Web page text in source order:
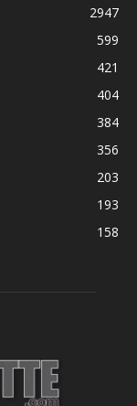
2947
599
421
404
384
356
203
193
158